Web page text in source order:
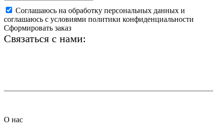
Соглашаюсь на обработку персональных данных и
соглашаюсь с условиями политики конфиденциальности
Сформировать заказ
Связаться с нами:
О нас